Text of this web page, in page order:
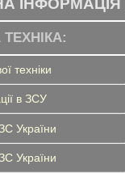
ІНФОРМАЦІЯ
техніки
в ЗСУ
України
України